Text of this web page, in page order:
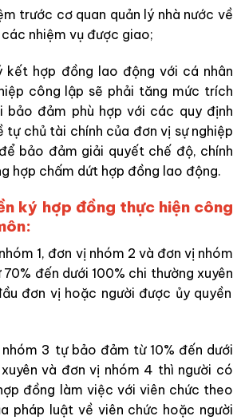
trước cơ quan quản lý nhà nước về
nhiệm vụ được giao;
kết hợp đồng lao động với cá nhân
công lập sẽ phải tăng mức trích
bảo đảm phù hợp với các quy định
tự chủ tài chính của đơn vị sự nghiệp
để bảo đảm giải quyết chế độ, chính
hợp chấm dứt hợp đồng lao động.
ký hợp đồng thực hiện công
1, đơn vị nhóm 2 và đơn vị nhóm
đến dưới 100% chi thường xuyên
đơn vị hoặc người được ủy quyền
3 tự bảo đảm từ 10% đến dưới
và đơn vị nhóm 4 thì người có
đồng làm việc với viên chức theo
pháp luật về viên chức hoặc người